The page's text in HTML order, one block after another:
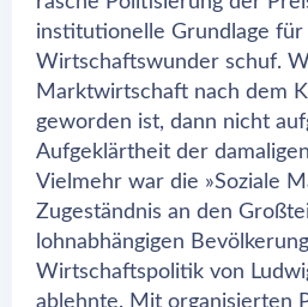
institutionelle Grundlage für
Wirtschaftswunder schuf.
Marktwirtschaft nach dem
geworden ist, dann nicht
Aufgeklärtheit der
Vielmehr war die »Soziale
Zugeständnis an den
lohnabhängigen
Wirtschaftspolitik von
ablehnte. Mit organisierten